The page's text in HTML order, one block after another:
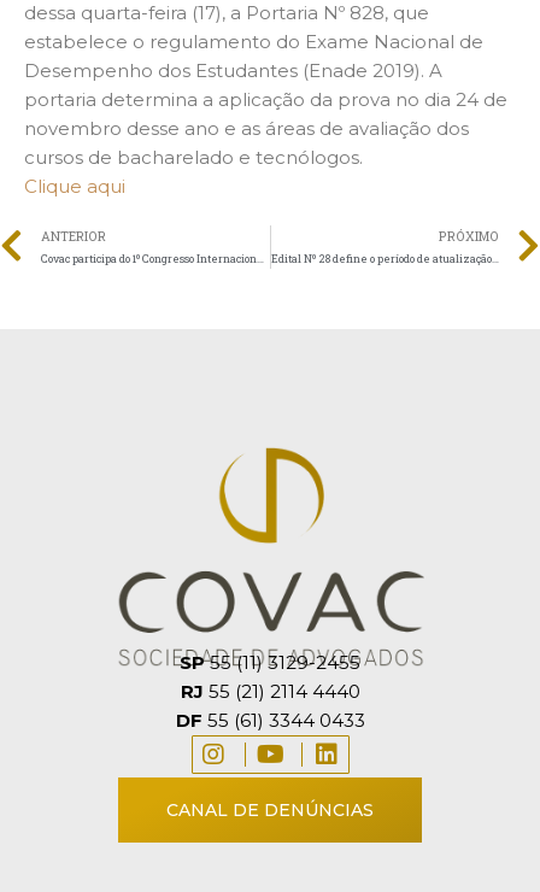
dessa quarta-feira (17), a Portaria Nº 828, que
estabelece o regulamento do Exame Nacional de
Desempenho dos Estudantes (Enade 2019). A
portaria determina a aplicação da prova no dia 24 de
novembro desse ano e as áreas de avaliação dos
cursos de bacharelado e tecnólogos.
Clique aqui
ANTERIOR PRÓXIMO
Edital Nº 28 define o período de atualização das bolsas do ProUni
CANAL DE DENÚNCIAS
SP55 (11) 3129-2455
RJ 55 (21) 2114 4440
DF 55 (61) 3344 0433